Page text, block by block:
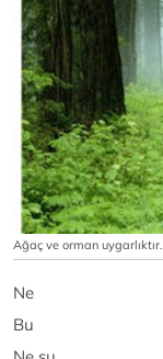
Ağaç ve orman uygarlıktır.
Ne
Bu